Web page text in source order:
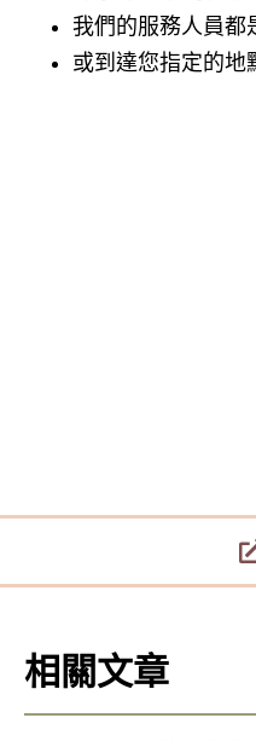
我們的服務人員都
或到達您指定的地
相關文章